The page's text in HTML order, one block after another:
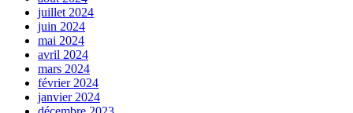
juillet 2024
juin 2024
mai 2024
avril 2024
mars 2024
février 2024
janvier 2024